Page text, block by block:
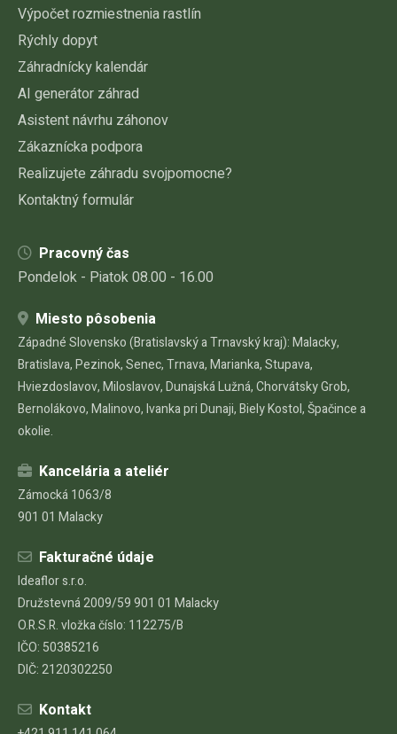
Výpočet rozmiestnenia rastlín
Rýchly dopyt
Záhradnícky kalendár
AI generátor záhrad
Asistent návrhu záhonov
Zákaznícka podpora
Realizujete záhradu svojpomocne?
Kontaktný formulár
Pracovný čas
Pondelok - Piatok 08.00 - 16.00
Miesto pôsobenia
Západné Slovensko (Bratislavský a Trnavský kraj): Malacky,
Bratislava, Pezinok, Senec, Trnava, Marianka, Stupava,
Hviezdoslavov, Miloslavov, Dunajská Lužná, Chorvátsky Grob,
Bernolákovo, Malinovo, Ivanka pri Dunaji, Biely Kostol, Špačince a
okolie.
Kancelária a ateliér
Zámocká 1063/8
901 01 Malacky
Fakturačné údaje
Ideaflor s.r.o.
Družstevná 2009/59 901 01 Malacky
O.R.S.R. vložka číslo: 112275/B
IČO: 50385216
DIČ: 2120302250
Kontakt